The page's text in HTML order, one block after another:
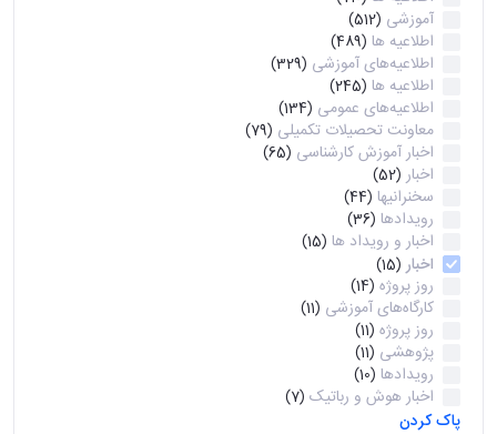
آموزشی (512)
اطلاعیه ها (489)
اطلاعیه‌های‌ آموزشی (329)
اطلاعیه ها (245)
اطلاعیه‌های عمومی (134)
معاونت تحصیلات تکمیلی (79)
اخبار آموزش کارشناسی (65)
اخبار (52)
سخنرانیها (44)
رویدادها (36)
اخبار و رویداد ها (15)
اخبار (15)
روز پروژه (14)
کارگاه‌های آموزشی (11)
روز پروژه (11)
پژوهشی (11)
رویدادها (10)
اخبار هوش و رباتیک (7)
پاک کردن